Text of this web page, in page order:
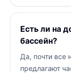
Есть ли на
бассейн?
Да, почти все
предлагают